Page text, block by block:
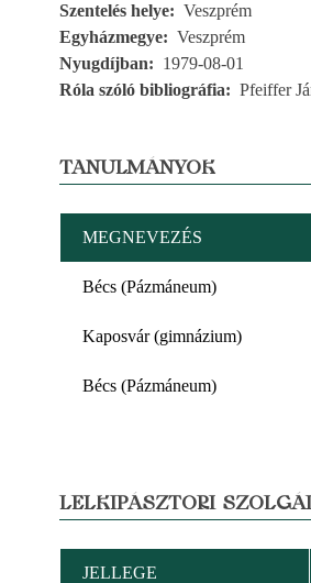
Szentelés helye
Veszprém
Egyházmegye
Veszprém
Nyugdíjban
1979-08-01
Róla szóló bibliográfia
Pfeiffer
TANULMÁNYOK
MEGNEVEZÉS
Bécs (Pázmáneum)
Kaposvár (gimnázium)
Bécs (Pázmáneum)
LELKIPÁSZTORI
JELLEGE